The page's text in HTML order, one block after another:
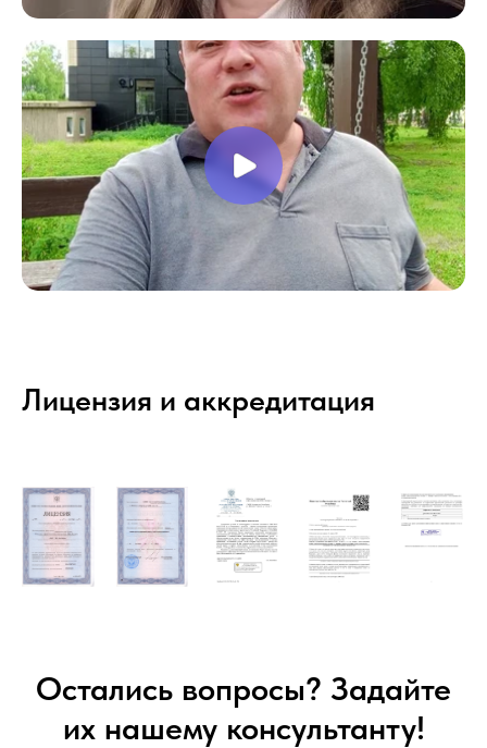
Лицензия и аккредитация
Остались вопросы? Задайте
их нашему консультанту!